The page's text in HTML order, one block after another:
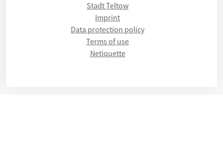
Stadt Teltow
Imprint
Data protection policy
Terms of use
Netiquette